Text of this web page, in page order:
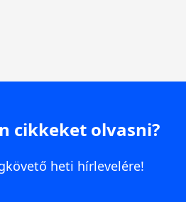
cikkeket olvasni?
heti hírlevelére!